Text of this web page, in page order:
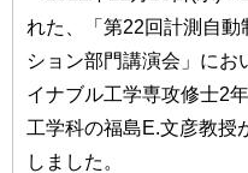
れた、「第22回計測自
ション部門講演会」にお
イナブル工学専攻修士2
工学科の福島E.文彦教授
しました。